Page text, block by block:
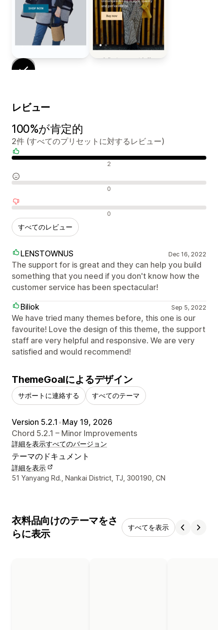
レビュー
100%が肯定的
2件 (すべてのプリセットに対するレビュー)
2
0
0
すべてのレビュー
LENSTOWNUS Dec 16, 2022
The support for is great and they can help you build
something that you need if you don't know how the
customer service has been spectacular!
Biliok
Sep 5, 2022
We have tried many themes before, this one is our
favourite! Love the design of this theme, the support
staff are very helpful and responsive. We are very
satisfied and would recommend!
ThemeGoalによるデザイン
サポートに連絡する すべてのテーマ
Version 5.2.1 •May 19, 2026
Chord 5.2.1 – Minor Improvements
詳細を表示すべてのバージョン
テーマのドキュメント
詳細を表示
デザイナーの連絡先情報
51 Yanyang Rd., Nankai District, TJ, 300190, CN
衣料品向けのテーマをさ
らに表示
すべてを表示